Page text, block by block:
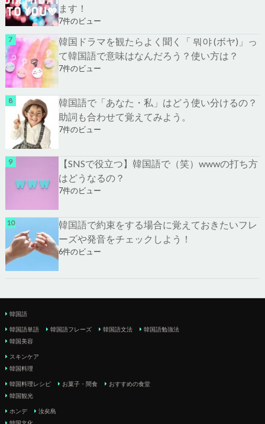
ます！
7件のビュー
韓国ドラマを観たらよく聞く「 뭐야 (ボヤ)」っ
て韓国語で意味はなんだろう？使い方は？
7件のビュー
韓国語で「あなた・私」はどう使い分けるの？
助詞も合わせて覚えてみよう。
7件のビュー
【SNSで役立つ】韓国語で（笑）wwwの打ち方
はどうなるの？
7件のビュー
韓国語で約束をする場合に覚えておきたいフレ
ーズや発音をチェックしよう！
6件のビュー
韓国語
韓国語単語 韓国語フレーズ 韓国語文法
韓国語勉強法
韓国美容
スキンケア
韓国料理
韓国料理レシピ お菓子・間食
おすすめの食堂
韓国観光
ホンデ
汝矣島